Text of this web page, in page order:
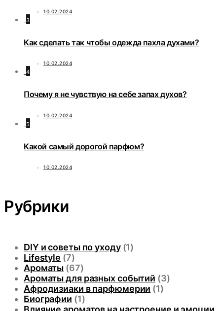
10.02.2024
3
Как сделать так чтобы одежда пахла духами?
10.02.2024
4
Почему я не чувствую на себе запах духов?
10.02.2024
5
Какой самый дорогой парфюм?
10.02.2024
Рубрики
DIY и советы по уходу(1)
Lifestyle (7)
Ароматы (67)
Ароматы для разных событий (3)
Афродизиаки в парфюмерии (1)
Биографии (1)